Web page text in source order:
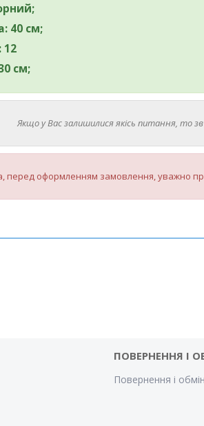
40 см;
см;
Якщо у Вас залишилися якісь питання, то
перед оформленням замовлення, уважно
ПОВЕРНЕННЯ І
Повернення і обмін